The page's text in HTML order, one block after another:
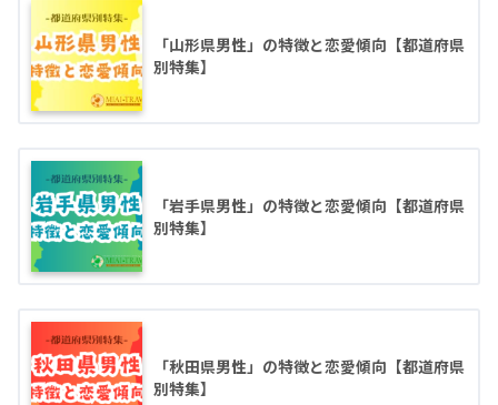
「山形県男性」の特徴と恋愛傾向【都道府県
別特集】
「岩手県男性」の特徴と恋愛傾向【都道府県
別特集】
「秋田県男性」の特徴と恋愛傾向【都道府県
別特集】